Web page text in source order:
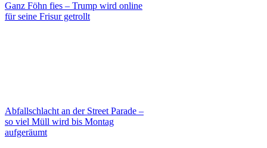
Ganz Föhn fies – Trump wird online
für seine Frisur getrollt
Abfallschlacht an der Street Parade –
so viel Müll wird bis Montag
aufgeräumt